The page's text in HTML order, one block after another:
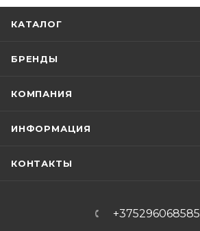
КАТАЛОГ
БРЕНДЫ
КОМПАНИЯ
ИНФОРМАЦИЯ
КОНТАКТЫ
+375296068585